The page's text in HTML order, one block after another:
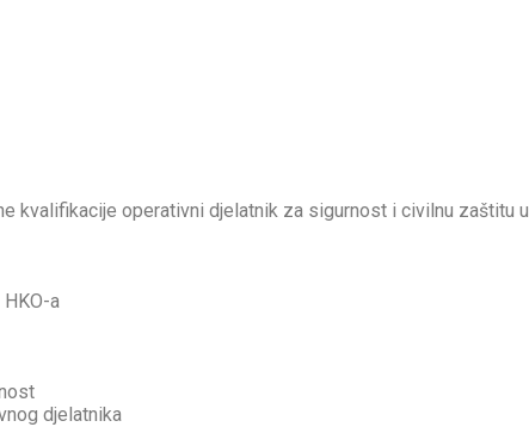
kvalifikacije operativni djelatnik za sigurnost i civilnu zaštitu u
a
djelatnika